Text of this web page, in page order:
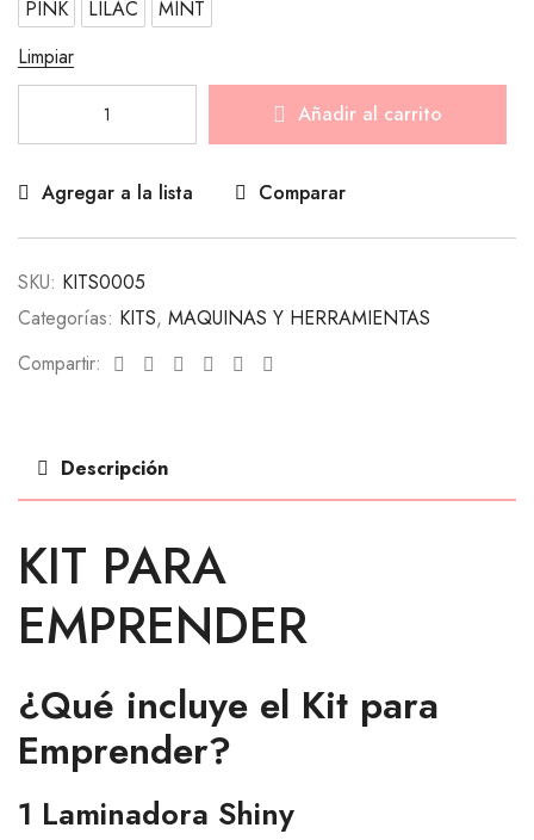
PINK
LILAC
MINT
Limpiar
Añadir al carrito
Agregar a la lista Comparar
SKU: KITS0005
Categorías: KITS, MAQUINAS Y HERRAMIENTAS
Compartir:
Facebook
TwitterLinkedinGoogle+Pinterest
Descripción
KIT PARA
EMPRENDER
¿Qué incluye el Kit para
Emprender?
1 Laminadora Shiny